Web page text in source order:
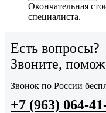
Окончательная
специалиста.
Есть вопросы?
Звоните,
Звонок по России
+7 (963) 064-